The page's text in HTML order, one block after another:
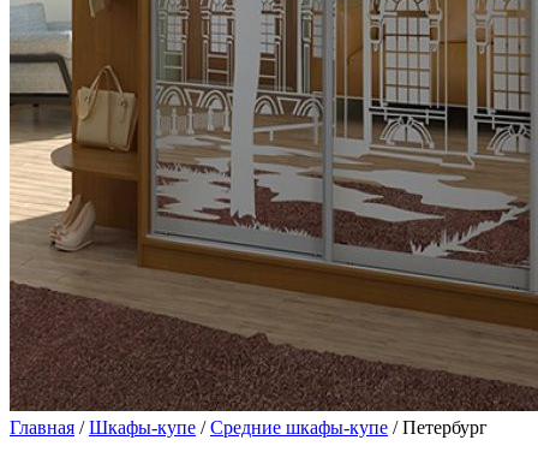
Главная /Шкафы-купе /Средние шкафы-купе / Петербург